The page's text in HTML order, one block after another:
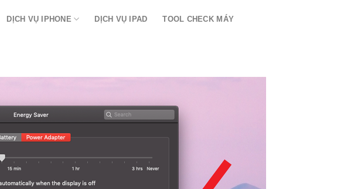
DỊCH VỤ IPHONE DỊCH VỤ IPAD TOOL CHECK MÁY